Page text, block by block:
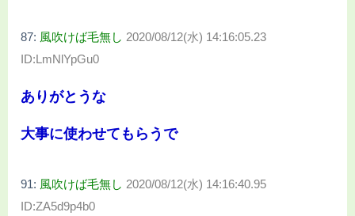
87: 風吹けば毛無し 2020/08/12(水) 14:16:05.23
ID:LmNlYpGu0
ありがとうな
大事に使わせてもらうで
91: 風吹けば毛無し 2020/08/12(水) 14:16:40.95
ID:ZA5d9p4b0